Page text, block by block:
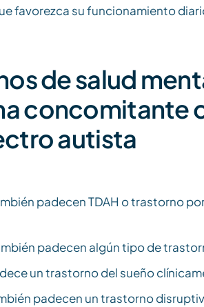
favorezca su funcionamiento
de salud
concomitante
autista
padecen TDAH o trastorno
padecen algún tipo de
un trastorno del sueño
padecen un trastorno